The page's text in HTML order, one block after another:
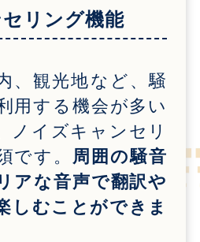
リング機能
、観光地など、騒
用する機会が多い
ノイズキャンセリ
です。 周囲の騒音
アな音声で翻訳や
しむことができま